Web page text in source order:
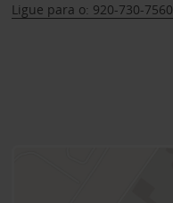
Ligue para o: 920-730-7560